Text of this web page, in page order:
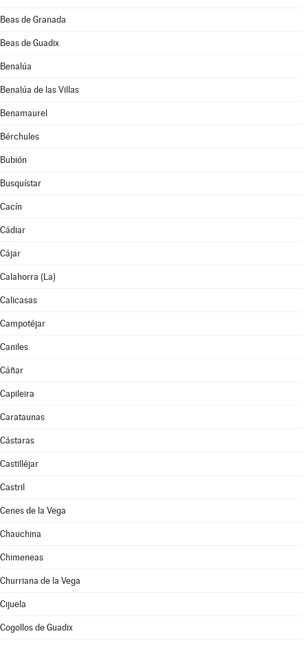
Beas de Granada
Beas de Guadix
Benalúa
Benalúa de las Villas
Benamaurel
Bérchules
Bubión
Busquístar
Cacín
Cádiar
Cájar
Calahorra (La)
Calicasas
Campotéjar
Caniles
Cáñar
Capileira
Carataunas
Cástaras
Castilléjar
Castril
Cenes de la Vega
Chauchina
Chimeneas
Churriana de la Vega
Cijuela
Cogollos de Guadix